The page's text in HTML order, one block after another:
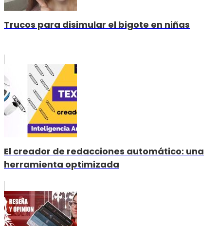
Trucos para disimular el bigote en niñas
El creador de redacciones automático: una
herramienta optimizada